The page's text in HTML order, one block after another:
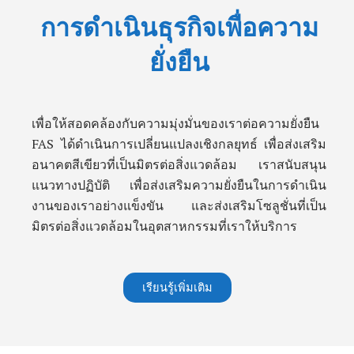
การดำเนินธุรกิจเพื่อความ
ยั่งยืน
เพื่อให้สอดคล้องกับความมุ่งมั่นของเราต่อความยั่งยืน
FAS ได้ดำเนินการเปลี่ยนแปลงเชิงกลยุทธ์ เพื่อส่งเสริม
อนาคตสีเขียวที่เป็นมิตรต่อสิ่งแวดล้อม เราสนับสนุน
แนวทางปฏิบัติ เพื่อส่งเสริมความยั่งยืนในการดำเนิน
งานของเราอย่างแข็งขัน และส่งเสริมโซลูชั่นที่เป็น
มิตรต่อสิ่งแวดล้อมในอุตสาหกรรมที่เราให้บริการ
เรียนรู้เพิ่มเติม